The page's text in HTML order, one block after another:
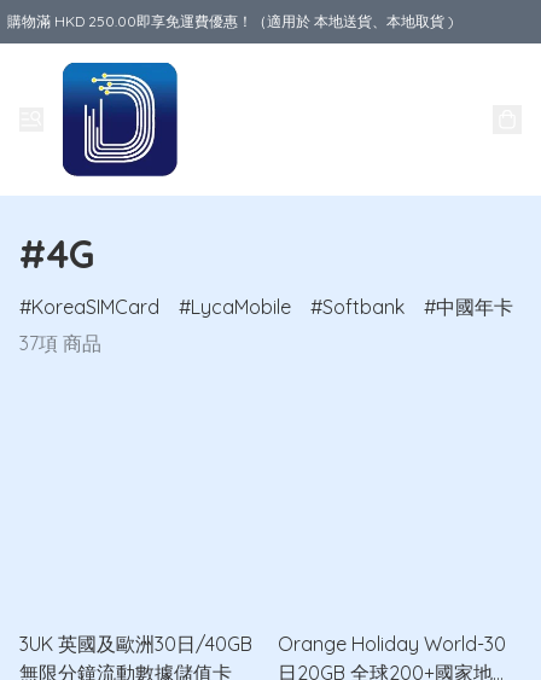
購物滿 HKD 250.00即享免運費優惠！（適用於 本地送貨、本地取貨 )
#4G
KoreaSIMCard LycaMobile Softbank
中國年卡
37項 商品
3UK 英國及歐洲30日/40GB
無限分鐘流動數據儲值卡
Orange Holiday World-30
日20GB 全球200+國家地區